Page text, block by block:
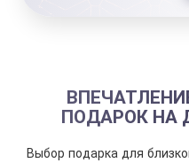
ПОДАРОК НА
Выбор подарка для